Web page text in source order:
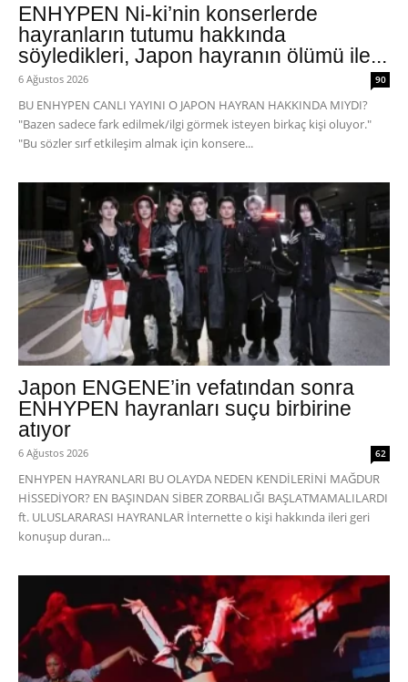
ENHYPEN Ni-ki’nin konserlerde
hayranların tutumu hakkında
söyledikleri, Japon hayranın ölümü ile...
6 Ağustos 2026 90
BU ENHYPEN CANLI YAYINI O JAPON HAYRAN HAKKINDA MIYDI?
"Bazen sadece fark edilmek/ilgi görmek isteyen birkaç kişi oluyor."
"Bu sözler sırf etkileşim almak için konsere...
Japon ENGENE’in vefatından sonra
ENHYPEN hayranları suçu birbirine
atıyor
6 Ağustos 2026 62
ENHYPEN HAYRANLARI BU OLAYDA NEDEN KENDİLERİNİ MAĞDUR
HİSSEDİYOR? EN BAŞINDAN SİBER ZORBALIĞI BAŞLATMAMALILARDI
ft. ULUSLARARASI HAYRANLAR İnternette o kişi hakkında ileri geri
konuşup duran...